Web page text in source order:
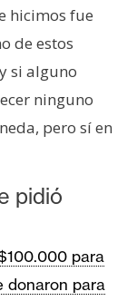
hicimos fue
de estos
si alguno
ninguno
pero sí en
pidió
para
donaron para